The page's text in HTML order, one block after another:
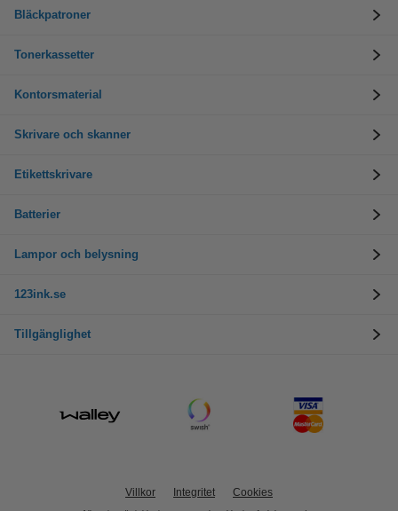
Bläckpatroner
Tonerkassetter
Kontorsmaterial
Skrivare och skanner
Etikettskrivare
Batterier
Lampor och belysning
123ink.se
Tillgänglighet
Villkor Integritet Cookies